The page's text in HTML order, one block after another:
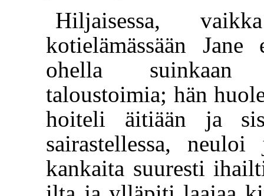
Hiljaisessa,
kotielämässään
ohella suinkaan
taloustoimia; hän
hoiteli äitiään ja
sairastellessa,
kankaita suuresti